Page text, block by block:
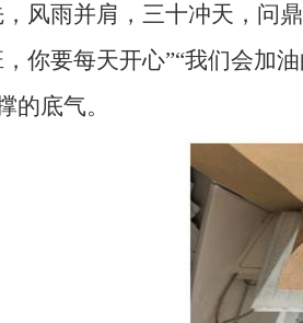
风雨并肩，三十冲天，问
你要每天开心”“我们会加
的底气。